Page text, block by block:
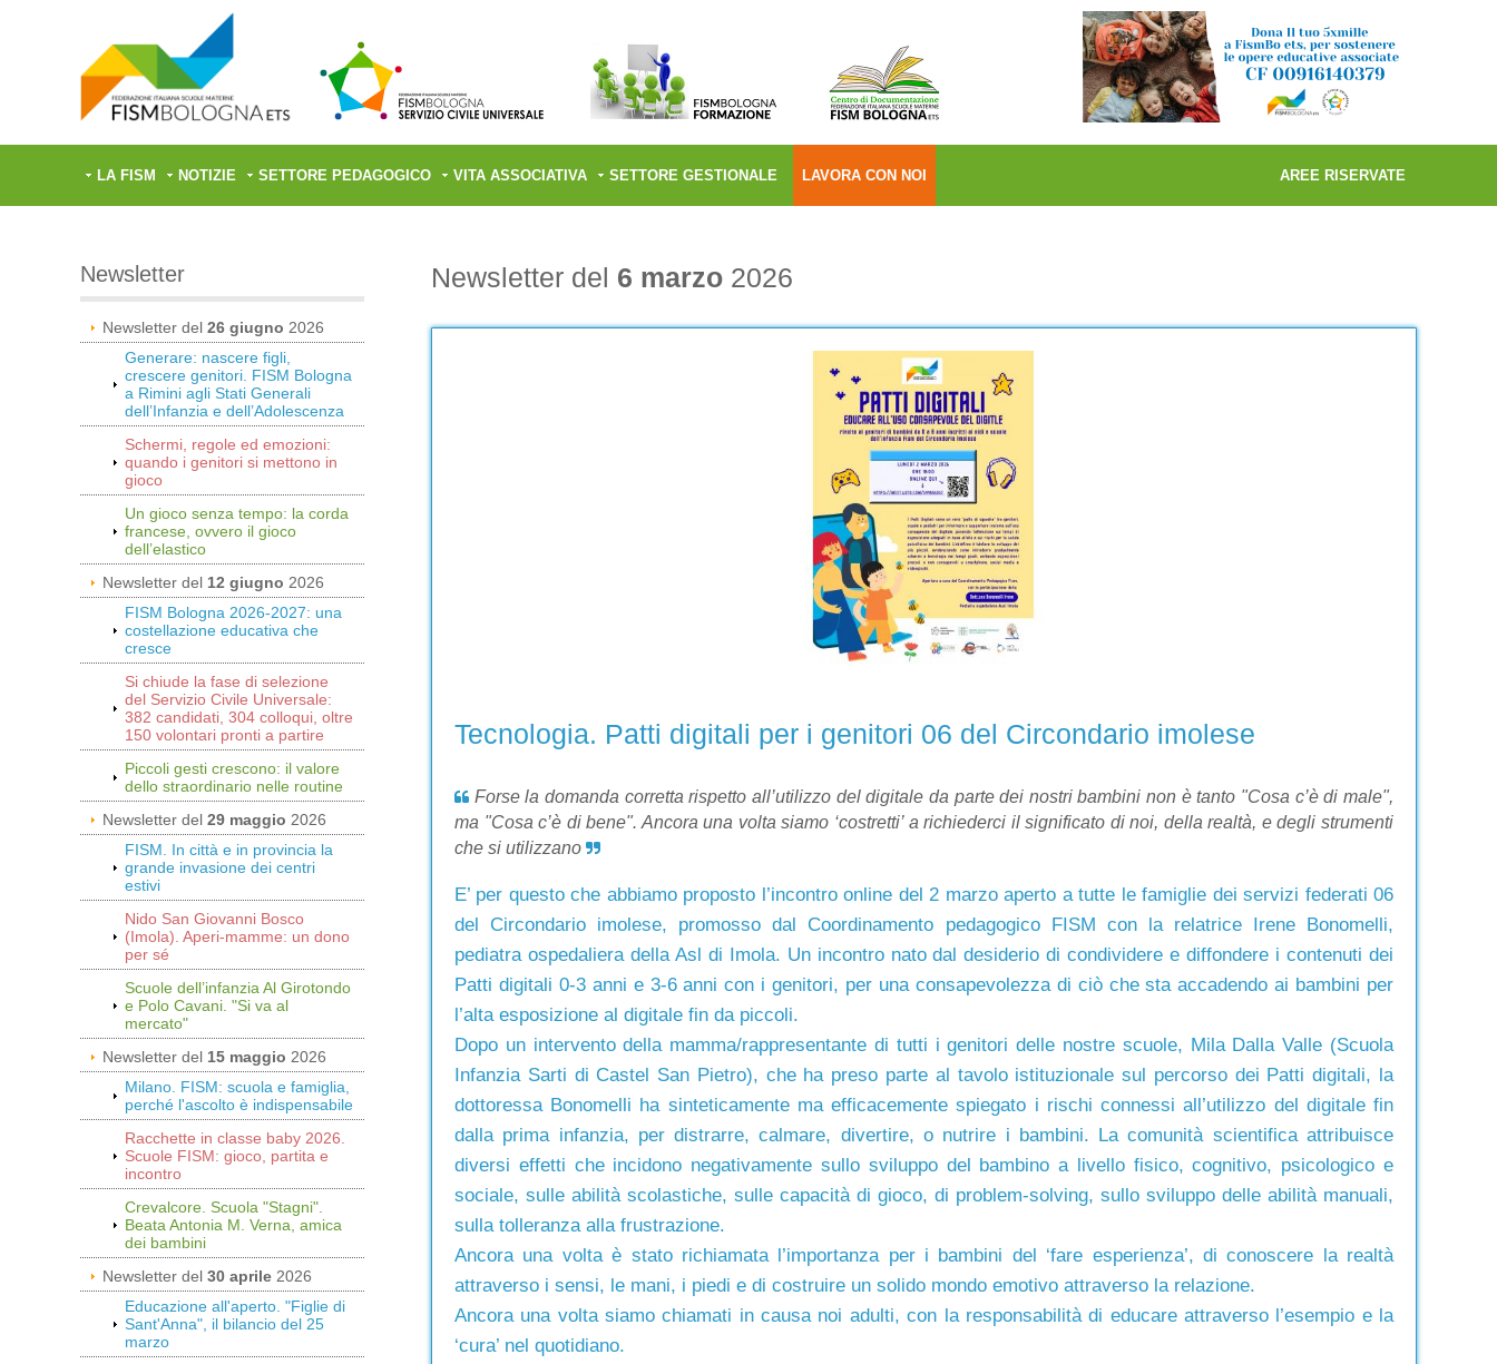
LA FISM NOTIZIE SETTORE PEDAGOGICO VITA ASSOCIATIVA SETTORE GESTIONALE LAVORA CON NOI AREE RISERVATE
Newsletter
Newsletter del 26 giugno 2026
Generare: nascere figli,
crescere genitori. FISM Bologna
a Rimini agli Stati Generali
dell’Infanzia e dell’Adolescenza
Schermi, regole ed emozioni:
quando i genitori si mettono in
gioco
Un gioco senza tempo: la corda
francese, ovvero il gioco
dell’elastico
Newsletter del 12 giugno 2026
FISM Bologna 2026-2027: una
costellazione educativa che
cresce
Si chiude la fase di selezione
del Servizio Civile Universale:
382 candidati, 304 colloqui, oltre
150 volontari pronti a partire
Piccoli gesti crescono: il valore
dello straordinario nelle routine
Newsletter del 29 maggio 2026
FISM. In città e in provincia la
grande invasione dei centri
estivi
Nido San Giovanni Bosco
(Imola). Aperi-mamme: un dono
per sé
Scuole dell’infanzia Al Girotondo
e Polo Cavani. "Si va al
mercato"
Newsletter del 15 maggio 2026
Milano. FISM: scuola e famiglia,
perché l'ascolto è indispensabile
Racchette in classe baby 2026.
Scuole FISM: gioco, partita e
incontro
Crevalcore. Scuola "Stagni".
Beata Antonia M. Verna, amica
dei bambini
Newsletter del 30 aprile 2026
Educazione all'aperto. "Figlie di
Sant'Anna", il bilancio del 25
marzo
Newsletter del 6 marzo 2026
Tecnologia. Patti digitali per i genitori 06 del Circondario imolese
Forse la domanda corretta rispetto all’utilizzo del digitale da parte dei nostri bambini non è tanto "Cosa c’è di male",
ma "Cosa c’è di bene". Ancora una volta siamo ‘costretti’ a richiederci il significato di noi, della realtà, e degli strumenti
che si utilizzano
E’ per questo che abbiamo proposto l’incontro online del 2 marzo aperto a tutte le famiglie dei servizi federati 06
del Circondario imolese, promosso dal Coordinamento pedagogico FISM con la relatrice Irene Bonomelli,
pediatra ospedaliera della Asl di Imola. Un incontro nato dal desiderio di condividere e diffondere i contenuti dei
Patti digitali 0-3 anni e 3-6 anni con i genitori, per una consapevolezza di ciò che sta accadendo ai bambini per
l’alta esposizione al digitale fin da piccoli.
Dopo un intervento della mamma/rappresentante di tutti i genitori delle nostre scuole, Mila Dalla Valle (Scuola
Infanzia Sarti di Castel San Pietro), che ha preso parte al tavolo istituzionale sul percorso dei Patti digitali, la
dottoressa Bonomelli ha sinteticamente ma efficacemente spiegato i rischi connessi all’utilizzo del digitale fin
dalla prima infanzia, per distrarre, calmare, divertire, o nutrire i bambini. La comunità scientifica attribuisce
diversi effetti che incidono negativamente sullo sviluppo del bambino a livello fisico, cognitivo, psicologico e
sociale, sulle abilità scolastiche, sulle capacità di gioco, di problem-solving, sullo sviluppo delle abilità manuali,
sulla tolleranza alla frustrazione.
Ancora una volta è stato richiamata l’importanza per i bambini del ‘fare esperienza’, di conoscere la realtà
attraverso i sensi, le mani, i piedi e di costruire un solido mondo emotivo attraverso la relazione.
Ancora una volta siamo chiamati in causa noi adulti, con la responsabilità di educare attraverso l’esempio e la
‘cura’ nel quotidiano.